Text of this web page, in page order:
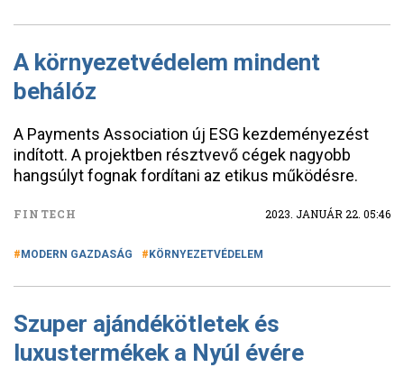
A környezetvédelem mindent
behálóz
A Payments Association új ESG kezdeményezést
indított. A projektben résztvevő cégek nagyobb
hangsúlyt fognak fordítani az etikus működésre.
FINTECH 2023. JANUÁR 22. 05:46
MODERN GAZDASÁG KÖRNYEZETVÉDELEM
Szuper ajándékötletek és
luxustermékek a Nyúl évére